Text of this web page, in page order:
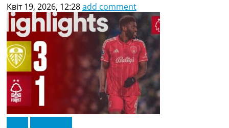
Квіт 19, 2026, 12:28add comment